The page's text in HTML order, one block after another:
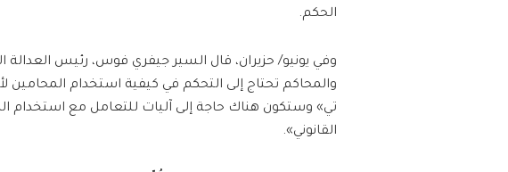
الحكم.
وفي يونيو/ حزيران، قال السير جيفري فوس، رئيس العدالة
والمحاكم تحتاج إلى التحكم في كيفية استخدام
تي» وستكون هناك حاجة إلى آليات للتعامل مع استخدام
القانوني».